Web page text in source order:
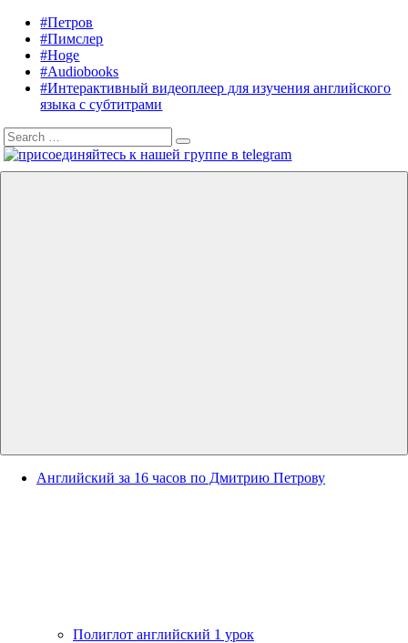
content
Listening
English
Audiobooks
English,
Petrov
English
#Петров
#Пимслер
#Hoge
#Audiobooks
#Интерактивный видеоплеер для изучения английского
языка с субтитрами
Search
for:
Search
Английский за 16 часов по Дмитрию Петрову
Полиглот английский 1 урок